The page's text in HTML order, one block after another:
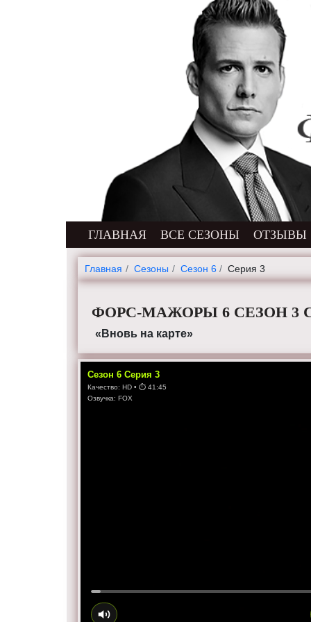
ГЛАВНАЯ ВСЕ СЕЗОНЫ ОТЗЫВЫ
Главная Cезоны Сезон 6 Серия 3
ФОРС-МАЖОРЫ 6 СЕЗОН 3
«Вновь на карте»
Сезон6 Серия3
Качество:HD • ⏱41:45
Озвучка:FOX